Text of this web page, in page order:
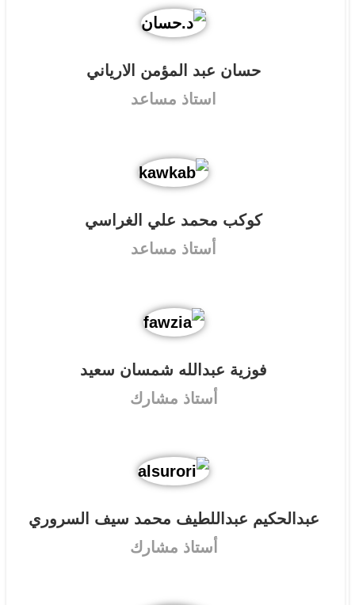
حسان عبد المؤمن الارياني
استاذ مساعد
كوكب محمد علي الغراسي
أستاذ مساعد
فوزية عبدالله شمسان سعيد
أستاذ مشارك
عبدالحكيم عبداللطيف محمد سيف السروري
أستاذ مشارك